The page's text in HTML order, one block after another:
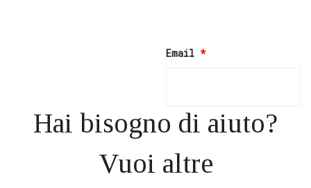
Email *
Hai bisogno di aiuto?
Vuoi altre